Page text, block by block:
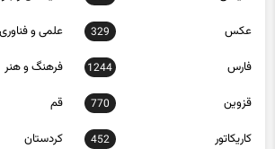
عکس 329 علمی و فناوری
فارس 1244 فرهنگ و هنر
قزوین 770 قم
کاریکاتور 452 کردستان